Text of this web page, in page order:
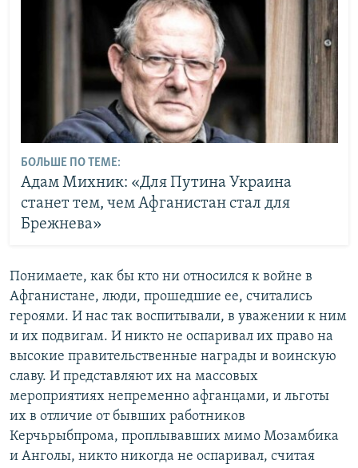
БОЛЬШЕ ПО ТЕМЕ:
Адам Михник: «Для Путина Украина
станет тем, чем Афганистан стал для
Брежнева»
Понимаете, как бы кто ни относился к войне в
Афганистане, люди, прошедшие ее, считались
героями. И нас так воспитывали, в уважении к ним
и их подвигам. И никто не оспаривал их право на
высокие правительственные награды и воинскую
славу. И представляют их на массовых
мероприятиях непременно афганцами, и льготы
их в отличие от бывших работников
Керчьрыбпрома, проплывавших мимо Мозамбика
и Анголы, никто никогда не оспаривал, считая